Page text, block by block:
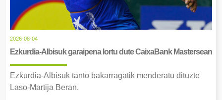
2026-08-04
Ezkurdia-Albisuk garaipena lortu dute CaixaBank Mastersean
Ezkurdia-Albisuk tanto bakarragatik menderatu dituzte
Laso-Martija Beran.